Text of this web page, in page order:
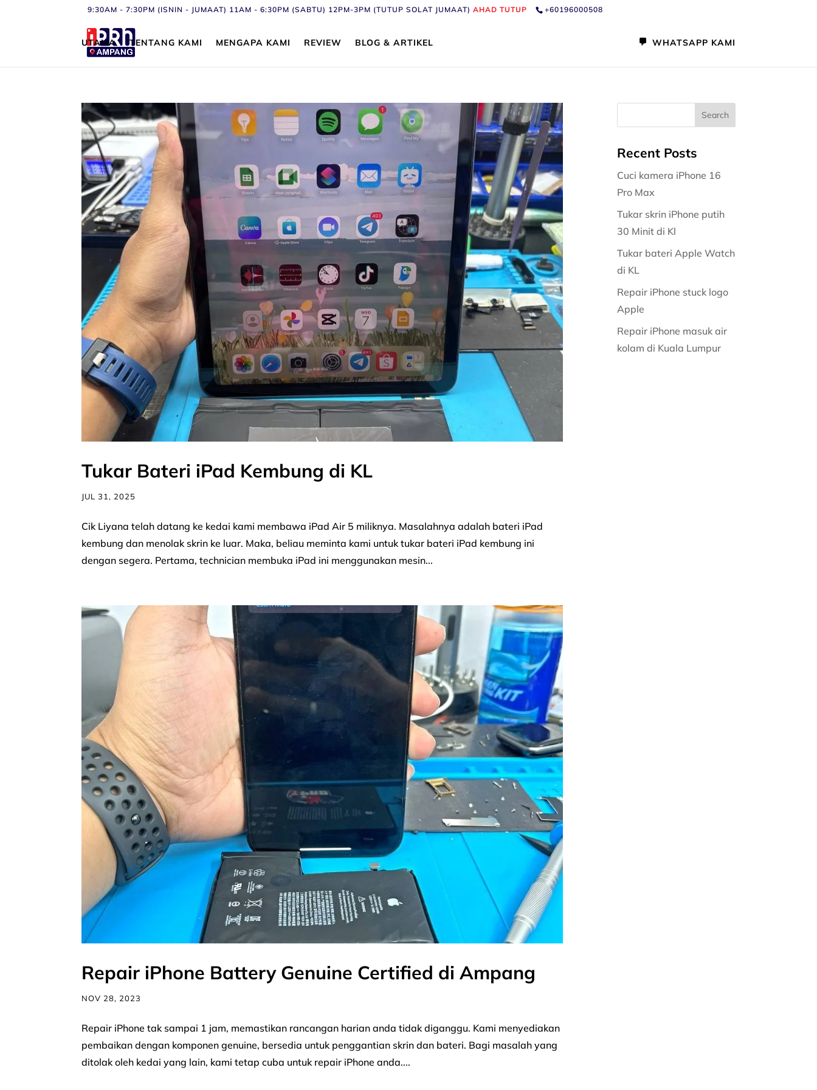
9:30AM - 7:30PM (ISNIN - JUMAAT) 11AM - 6:30PM (SABTU) 12PM-3PM (TUTUP SOLAT JUMAAT)AHAD TUTUP +60196000508
UTAMA TENTANG KAMI MENGAPA KAMI REVIEW BLOG & ARTIKEL WHATSAPP KAMI
Tukar Bateri iPad Kembung di KL
JUL 31, 2025
Cik Liyana telah datang ke kedai kami membawa iPad Air 5 miliknya. Masalahnya adalah bateri iPad
kembung dan menolak skrin ke luar. Maka, beliau meminta kami untuk tukar bateri iPad kembung ini
dengan segera. Pertama, technician membuka iPad ini menggunakan mesin...
Repair iPhone Battery Genuine Certified di Ampang
NOV 28, 2023
Repair iPhone tak sampai 1 jam, memastikan rancangan harian anda tidak diganggu. Kami menyediakan
pembaikan dengan komponen genuine, bersedia untuk penggantian skrin dan bateri. Bagi masalah yang
ditolak oleh kedai yang lain, kami tetap cuba untuk repair iPhone anda....
Recent Posts
Cuci kamera iPhone 16
Pro Max
Tukar skrin iPhone putih
30 Minit di Kl
Tukar bateri Apple Watch
di KL
Repair iPhone stuck logo
Apple
Repair iPhone masuk air
kolam di Kuala Lumpur